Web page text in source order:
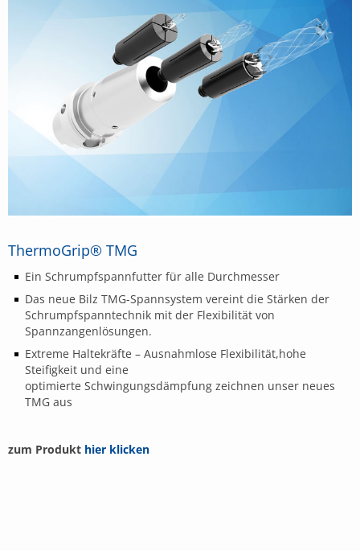
ThermoGrip® TMG
Ein Schrumpfspannfutter für alle Durchmesser
Das neue Bilz TMG-Spannsystem vereint die Stärken der
Schrumpfspanntechnik mit der Flexibilität von
Spannzangenlösungen.
Extreme Haltekräfte – Ausnahmlose Flexibilität,hohe
Steifigkeit und eine
optimierte Schwingungsdämpfung zeichnen unser neues
TMG aus
zum Produkt hier klicken